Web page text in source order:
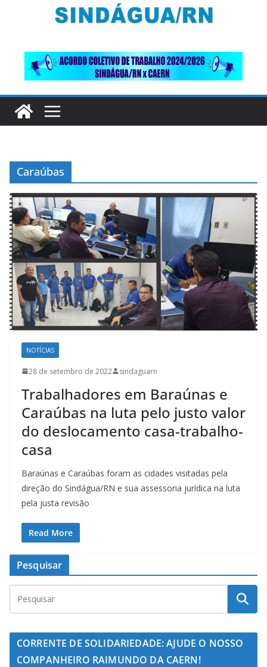
Caraúbas
NOTÍCIAS
28 de setembro de 2022 sindaguarn
Trabalhadores em Baraúnas e
Caraúbas na luta pelo justo valor
do deslocamento casa-trabalho-
casa
Baraúnas e Caraúbas foram as cidades visitadas pela
direção do Sindágua/RN e sua assessoria jurídica na luta
pela justa revisão
Read More
Pesquisar
CORRENTE DE SOLIDARIEDADE: AJUDE O NOSSO
COMPANHEIRO RAIMUNDO DA CAERN!